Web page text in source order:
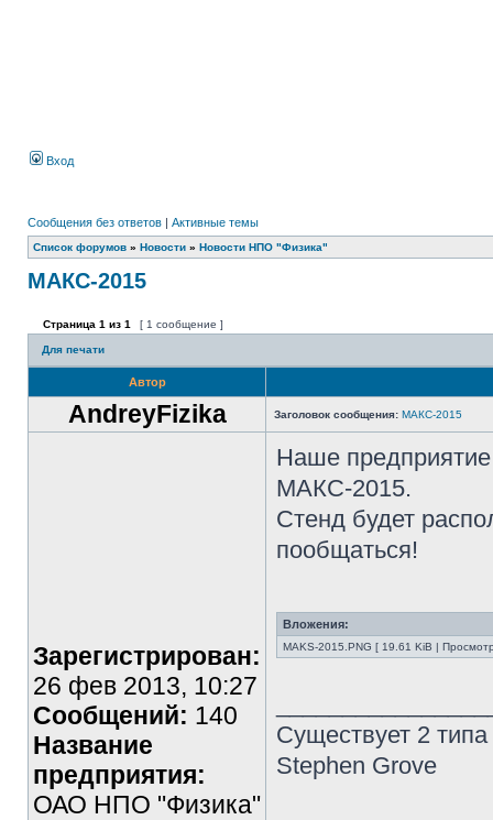
Вход
Сообщения без ответов | Активные темы
Список форумов » Новости » Новости НПО "Физика"
МАКС-2015
Страница 1 из 1 [ 1 сообщение ]
Для печати
Автор
AndreyFizika Заголовок сообщения: МАКС-2015
Зарегистрирован:
26 фев 2013, 10:27
Сообщений: 140
Название
предприятия:
ОАО НПО "Физика"
Наше
МАКС-2015.
Стенд будет
пообщаться!
Вложения:
MAKS-2015.PNG [ 19.61 KiB |
Существует 2
Stephen Grove